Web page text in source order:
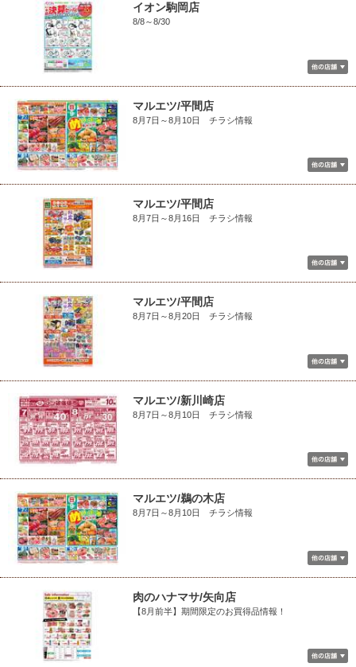
イオン駒岡店
8/8～8/30
マルエツ/平間店
8月7日～8月10日 チラシ情報
マルエツ/平間店
8月7日～8月16日 チラシ情報
マルエツ/平間店
8月7日～8月20日 チラシ情報
マルエツ/新川崎店
8月7日～8月10日 チラシ情報
マルエツ/鵜の木店
8月7日～8月10日 チラシ情報
肉のハナマサ/矢向店
【8月前半】期間限定のお買得品情報！